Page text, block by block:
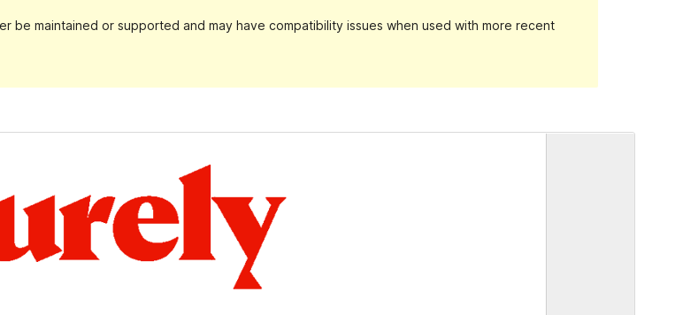
be maintained or supported and may have compatibility issues when used with more recent